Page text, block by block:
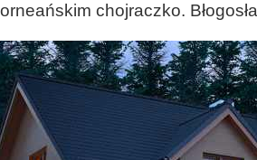
chojraczko.